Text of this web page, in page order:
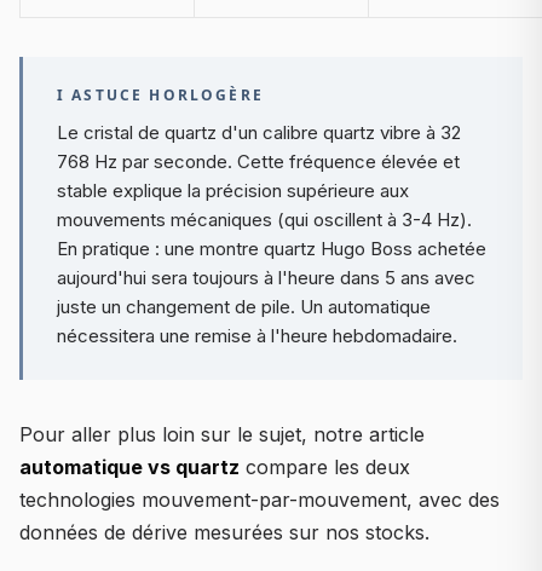
I ASTUCE HORLOGÈRE
Le cristal de quartz d'un calibre quartz vibre à 32
768 Hz par seconde. Cette fréquence élevée et
stable explique la précision supérieure aux
mouvements mécaniques (qui oscillent à 3-4 Hz).
En pratique : une montre quartz Hugo Boss achetée
aujourd'hui sera toujours à l'heure dans 5 ans avec
juste un changement de pile. Un automatique
nécessitera une remise à l'heure hebdomadaire.
Pour aller plus loin sur le sujet, notre article
automatique vs quartz compare les deux
technologies mouvement-par-mouvement, avec des
données de dérive mesurées sur nos stocks.